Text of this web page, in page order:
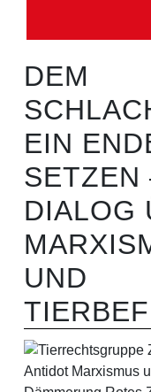
DEM
EIN
SETZEN
DIALOG
UND